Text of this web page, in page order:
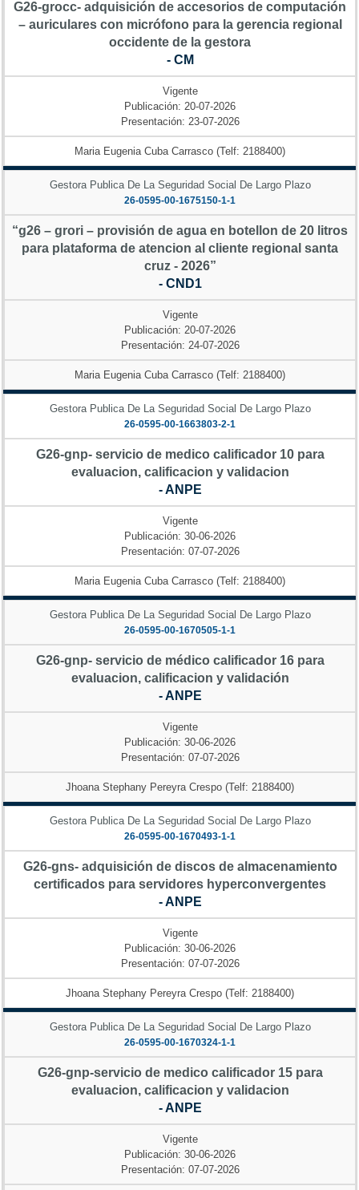
G26-grocc- adquisición de accesorios de computación
– auriculares con micrófono para la gerencia regional
occidente de la gestora
- CM
Vigente
Publicación: 20-07-2026
Presentación: 23-07-2026
Maria Eugenia Cuba Carrasco (Telf: 2188400)
Gestora Publica De La Seguridad Social De Largo Plazo
26-0595-00-1675150-1-1
“g26 – grori – provisión de agua en botellon de 20 litros
para plataforma de atencion al cliente regional santa
cruz - 2026”
- CND1
Vigente
Publicación: 20-07-2026
Presentación: 24-07-2026
Maria Eugenia Cuba Carrasco (Telf: 2188400)
Gestora Publica De La Seguridad Social De Largo Plazo
26-0595-00-1663803-2-1
G26-gnp- servicio de medico calificador 10 para
evaluacion, calificacion y validacion
- ANPE
Vigente
Publicación: 30-06-2026
Presentación: 07-07-2026
Maria Eugenia Cuba Carrasco (Telf: 2188400)
Gestora Publica De La Seguridad Social De Largo Plazo
26-0595-00-1670505-1-1
G26-gnp- servicio de médico calificador 16 para
evaluacion, calificacion y validación
- ANPE
Vigente
Publicación: 30-06-2026
Presentación: 07-07-2026
Jhoana Stephany Pereyra Crespo (Telf: 2188400)
Gestora Publica De La Seguridad Social De Largo Plazo
26-0595-00-1670493-1-1
G26-gns- adquisición de discos de almacenamiento
certificados para servidores hyperconvergentes
- ANPE
Vigente
Publicación: 30-06-2026
Presentación: 07-07-2026
Jhoana Stephany Pereyra Crespo (Telf: 2188400)
Gestora Publica De La Seguridad Social De Largo Plazo
26-0595-00-1670324-1-1
G26-gnp-servicio de medico calificador 15 para
evaluacion, calificacion y validacion
- ANPE
Vigente
Publicación: 30-06-2026
Presentación: 07-07-2026